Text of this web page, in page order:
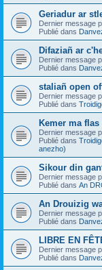
Geriadur ar
Dernier message
Publié dans
Difaziañ ar
Dernier message
Publié dans
staliañ open
Dernier message
Publié dans
Kemer ma
Dernier message
Publié dans
anezho)
Sikour din
Dernier message
Publié dans An
An Drouizig
Dernier message
Publié dans
LIBRE EN
Dernier message
Publié dans